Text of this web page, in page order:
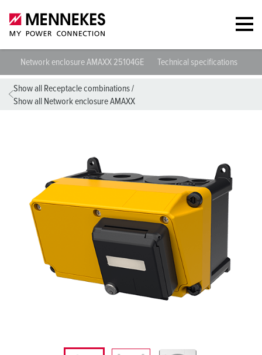
Network enclosure AMAXX 25104GE Technical specifications
Show all Receptacle combinations/
Show all Network enclosure AMAXX